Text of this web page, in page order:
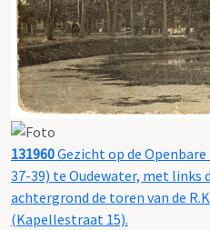
131960Gezicht op de
37-39) te Oudewater, met links
achtergrond de toren van de
(Kapellestraat 15).